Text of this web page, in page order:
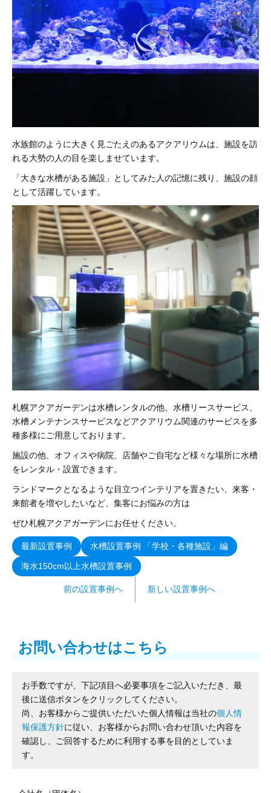
水族館のように大きく見ごたえのあるアクアリウムは、施設を訪
れる大勢の人の目を楽しませています。
「大きな水槽がある施設」としてみた人の記憶に残り、施設の顔
として活躍しています。
札幌アクアガーデンは水槽レンタルの他、水槽リースサービス、
水槽メンテナンスサービスなどアクアリウム関連のサービスを多
種多様にご用意しております。
施設の他、オフィスや病院、店舗やご自宅など様々な場所に水槽
をレンタル・設置できます。
ランドマークとなるような目立つインテリアを置きたい、来客・
来館者を増やしたいなど、集客にお悩みの方は
ぜひ札幌アクアガーデンにお任せください。
最新設置事例 水槽設置事例 「学校・各種施設」編
海水150cm以上水槽設置事例
前の設置事例へ 新しい設置事例へ
お問い合わせはこちら
お手数ですが、下記項目へ必要事項をご記入いただき、最
後に送信ボタンをクリックしてください。
尚、お客様からご提供いただいた個人情報は当社の個人情
報保護方針に従い、お客様からお問い合わせ頂いた内容を
確認し、ご回答するために利用する事を目的としていま
す。